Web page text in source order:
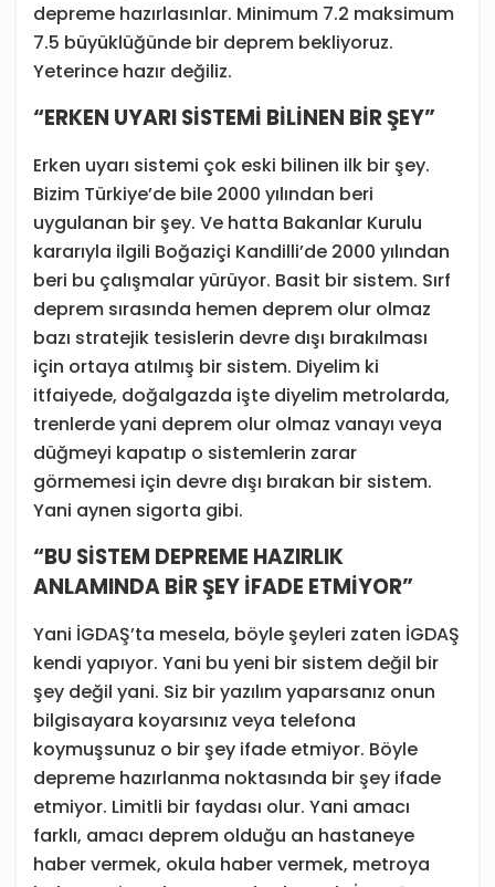
depreme hazırlasınlar. Minimum 7.2 maksimum
7.5 büyüklüğünde bir deprem bekliyoruz.
Yeterince hazır değiliz.
“ERKEN UYARI SİSTEMİ BİLİNEN BİR ŞEY”
Erken uyarı sistemi çok eski bilinen ilk bir şey.
Bizim Türkiye’de bile 2000 yılından beri
uygulanan bir şey. Ve hatta Bakanlar Kurulu
kararıyla ilgili Boğaziçi Kandilli’de 2000 yılından
beri bu çalışmalar yürüyor. Basit bir sistem. Sırf
deprem sırasında hemen deprem olur olmaz
bazı stratejik tesislerin devre dışı bırakılması
için ortaya atılmış bir sistem. Diyelim ki
itfaiyede, doğalgazda işte diyelim metrolarda,
trenlerde yani deprem olur olmaz vanayı veya
düğmeyi kapatıp o sistemlerin zarar
görmemesi için devre dışı bırakan bir sistem.
Yani aynen sigorta gibi.
“BU SİSTEM DEPREME HAZIRLIK
ANLAMINDA BİR ŞEY İFADE ETMİYOR”
Yani İGDAŞ’ta mesela, böyle şeyleri zaten İGDAŞ
kendi yapıyor. Yani bu yeni bir sistem değil bir
şey değil yani. Siz bir yazılım yaparsanız onun
bilgisayara koyarsınız veya telefona
koymuşsunuz o bir şey ifade etmiyor. Böyle
depreme hazırlanma noktasında bir şey ifade
etmiyor. Limitli bir faydası olur. Yani amacı
farklı, amacı deprem olduğu an hastaneye
haber vermek, okula haber vermek, metroya